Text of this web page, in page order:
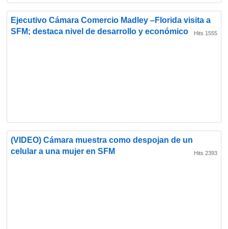
Ejecutivo Cámara Comercio Madley –Florida visita a
SFM; destaca nivel de desarrollo y económico
Hits 1555
(VIDEO) Cámara muestra como despojan de un
celular a una mujer en SFM
Hits 2393